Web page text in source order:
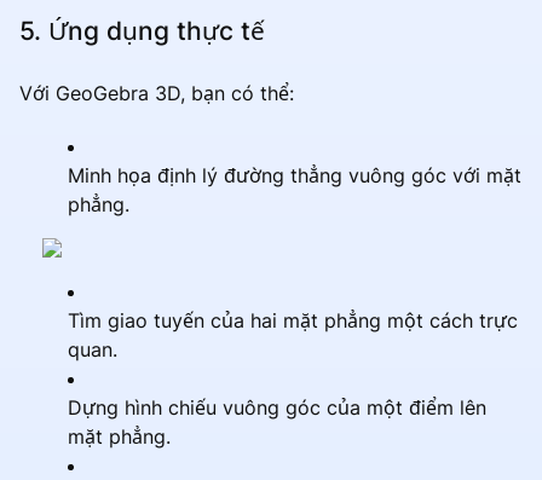
5. Ứng dụng thực tế
Với GeoGebra 3D, bạn có thể:
Minh họa định lý đường thẳng vuông góc với mặt
phẳng.
Tìm giao tuyến của hai mặt phẳng một cách trực
quan.
Dựng hình chiếu vuông góc của một điểm lên
mặt phẳng.